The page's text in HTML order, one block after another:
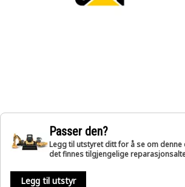
Passer den?
Legg til utstyret ditt for å se om
det finnes tilgjengelige
Legg til utstyr